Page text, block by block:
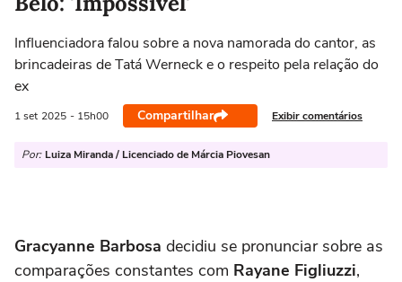
Influenciadora falou sobre a nova namorada do cantor, as
brincadeiras de Tatá Werneck e o respeito pela relação do
ex
1 set 2025 - 15h00 Compartilhar Exibir comentários
Por: Luiza Miranda / Licenciado de Márcia Piovesan
Gracyanne Barbosa decidiu se pronunciar sobre as
comparações constantes com Rayane Figliuzzi,